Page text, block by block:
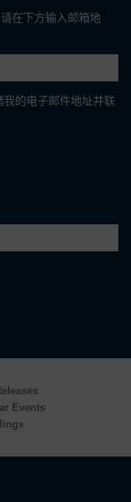
在下方输入邮箱地
的电子邮件地址并联
Events